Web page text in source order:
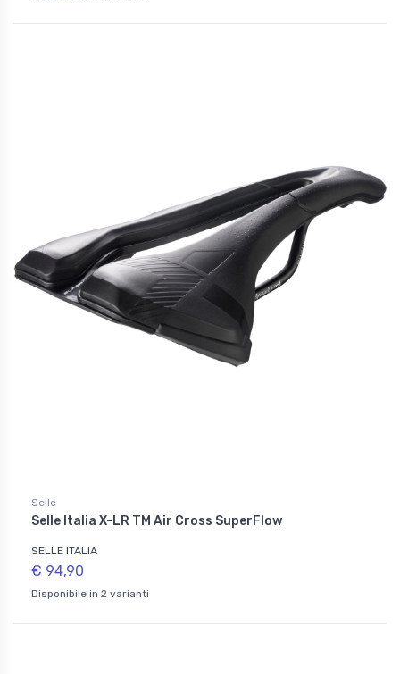
Selle
Selle Italia X-LR TM Air Cross SuperFlow
SELLE ITALIA
€ 94,90
Disponibile in 2 varianti